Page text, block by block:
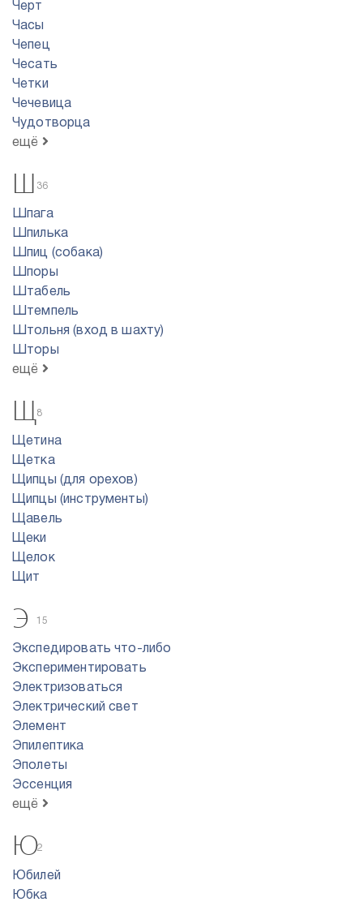
Черт
Часы
Чепец
Чесать
Четки
Чечевица
Чудотворца
ещё
Ш 36
Шпага
Шпилька
Шпиц (собака)
Шпоры
Штабель
Штемпель
Штольня (вход в шахту)
Шторы
ещё
Щ8
Щетина
Щетка
Щипцы (для орехов)
Щипцы (инструменты)
Щавель
Щеки
Щелок
Щит
Э 15
Экспедировать что-либо
Экспериментировать
Электризоваться
Электрический свет
Элемент
Эпилептика
Эполеты
Эссенция
ещё
Ю2
Юбилей
Юбка